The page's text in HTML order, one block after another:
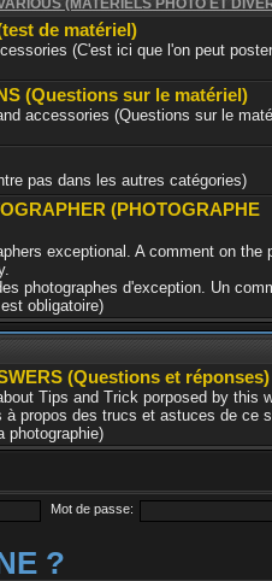
de matériel)
(C'est ici que l'on peut
(Questions sur le matériel)
accessories (Questions sur le
pas dans les autres catégories)
(PHOTOGRAPHE
exceptional. A comment on the
photographes d'exception. Un
obligatoire)
(Questions et réponses)
Tips and Trick porposed by this
propos des trucs et astuces de ce
photographie)
Mot de passe:
?